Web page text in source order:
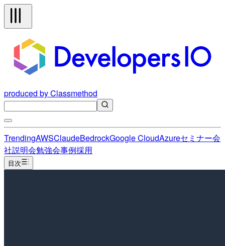
produced by Classmethod
TrendingAWSClaudeBedrockGoogle CloudAzureセミナー会
社説明会勉強会事例採用
目次